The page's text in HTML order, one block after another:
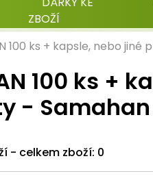
ZBOŽÍ
100 ks + kapsle, nebo jiné
100 ks +
-
- celkem zboží: 0